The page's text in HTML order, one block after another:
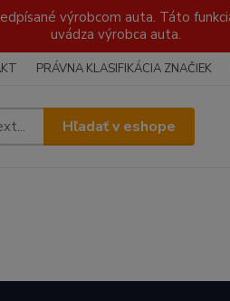
výrobcom auta. Táto
uvádza výrobca auta.
PRÁVNA KLASIFIKÁCIA ZNAČIEK
Hľadať v eshope